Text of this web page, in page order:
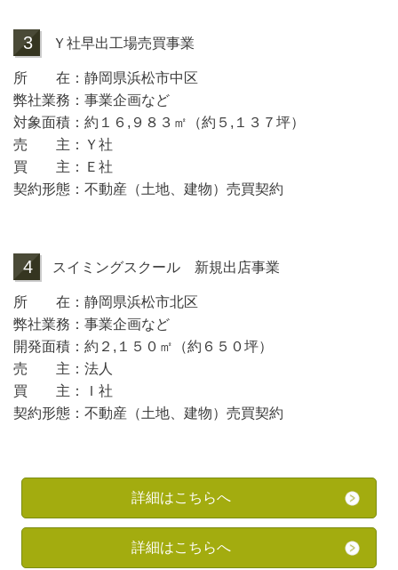
3 Ｙ社早出工場売買事業
所 在：静岡県浜松市中区
弊社業務：事業企画など
対象面積：約１６,９８３㎡（約５,１３７坪）
売 主：Ｙ社
買 主：Ｅ社
契約形態：不動産（土地、建物）売買契約
4 スイミングスクール 新規出店事業
所 在：静岡県浜松市北区
弊社業務：事業企画など
開発面積：約２,１５０㎡（約６５０坪）
売 主：法人
買 主：Ｉ社
契約形態：不動産（土地、建物）売買契約
詳細はこちらへ
詳細はこちらへ